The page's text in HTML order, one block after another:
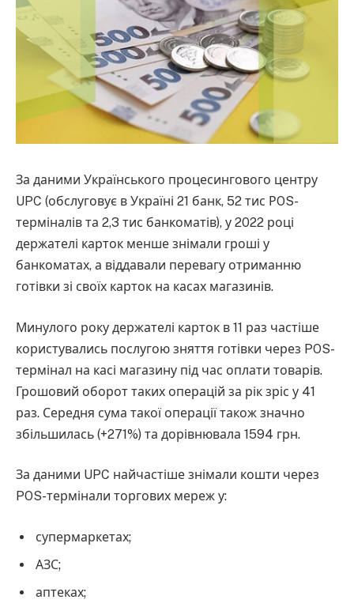
За даними Українського процесингового центру
UPC (обслуговує в Україні 21 банк, 52 тис РOS-
терміналів та 2,3 тис банкоматів), у 2022 році
держателі карток менше знімали гроші у
банкоматах, а віддавали перевагу отриманню
готівки зі своїх карток на касах магазинів.
Минулого року держателі карток в 11 раз частіше
користувались послугою зняття готівки через POS-
термінал на касі магазину під час оплати товарів.
Грошовий оборот таких операцій за рік зріс у 41
раз. Середня сума такої операції також значно
збільшилась (+271%) та дорівнювала 1594 грн.
За даними UPC найчастіше знімали кошти через
POS-термінали торгових мереж у:
супермаркетах;
АЗС;
аптеках;